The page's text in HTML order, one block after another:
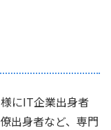
にIT企業出身者
出身者など、専門